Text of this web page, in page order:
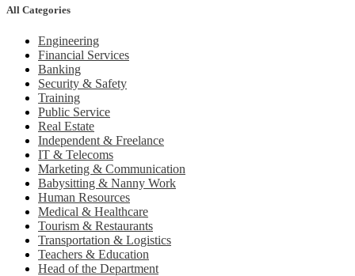
All Categories
Engineering
Financial Services
Banking
Security & Safety
Training
Public Service
Real Estate
Independent & Freelance
IT & Telecoms
Marketing & Communication
Babysitting & Nanny Work
Human Resources
Medical & Healthcare
Tourism & Restaurants
Transportation & Logistics
Teachers & Education
Head of the Department